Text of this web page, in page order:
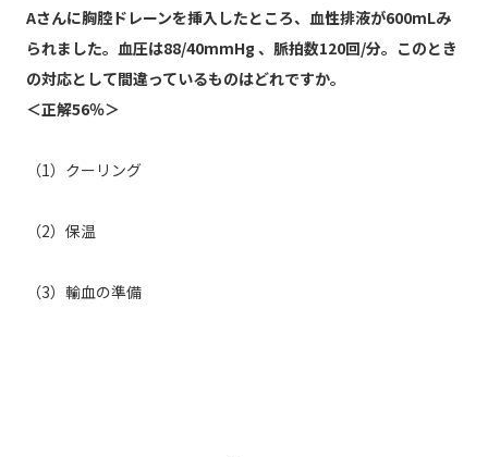
Aさんに胸腔ドレーンを挿入したところ、血性排液が600mLみ
られました。血圧は88/40mmHg 、脈拍数120回/分。このとき
の対応として間違っているものはどれですか。
＜正解56％＞
（1）クーリング
（2）保温
（3）輸血の準備